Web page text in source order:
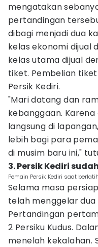
mengatakan
pertandingan
dibagi menjadi dua
kelas ekonomi dijual
kelas utama dijual
tiket. Pembelian
Persik Kediri.
"Mari datang dan
kebanggaan.
langsung di
lebih bagi para
di musim baru ini,"
3. Persik Kediri
Pemain Persik Kediri saat
Selama masa
telah menggelar
Pertandingan
2 Persiku Kudus.
menelah kekalahan.